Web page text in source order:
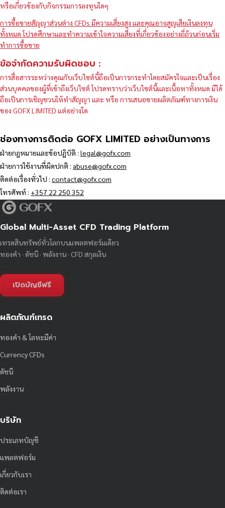
หรือเกี่ยวข้องกับกิจกรรมการลงทุนใดๆ
การซื้อขายสัญญาส่วนต่าง CFDs มีความเสี่ยงสูง และคุณอาจสูญเสียเงินลงทุน
ทั้งหมด โปรดศึกษาและทำความเข้าใจความเสี่ยงที่เกี่ยวข้องอย่างถี่ถ้วนก่อนเริ่ม
ทำการซื้อขาย
ข้อจำกัดความรับผิดชอบ :
การสื่อสารระหว่างคุณกับเว็บไซต์นี้ถือเป็นการกระทำโดยสมัครใจและเป็นเรื่อง
ส่วนบุคคลของผู้ที่เข้าถึงเว็บไซต์ โปรดทราบว่าเว็บไซต์นี้และเนื้อหาทั้งหมด มิได้
ถือเป็นการเชิญชวนให้ทำสัญญา และ หรือ การเสนอขายผลิตภัณฑ์ทางการเงิน
ของ GOFX LIMITED แต่อย่างใด
ช่องทางการติดต่อ GOFX LIMITED อย่างเป็นทางการ
ฝ่ายกฎหมายและข้อปฏิบัติ : legal@gofx.com
ฝ่ายการใช้งานที่ผิดปกติ : abuse@gofx.com
ติดต่อเรื่องทั่วไป : contact@gofx.com
โทรศัพท์ : +357 22 250 352
Global Multi-Asset CFD Trading Platform
เทรดสินทรัพย์ทั่วโลกบนแพลตฟอร์มเดียว
ทองคำ · ดัชนี · พลังงาน · CFD สกุลเงิน
เปิดบัญชีฟรี
ผลิตภัณฑ์เทรด
ทองคำ & โลหะมีค่า
Currency CFDs
ดัชนี
พลังงาน
บริษัท
ประเภทบัญชี
แพลตฟอร์ม
เกี่ยวกับเรา
ติดต่อเรา